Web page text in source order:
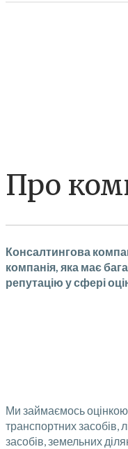
Про
Консалтингова
компанія, яка має
репутацію у сфері
Ми займаємось
транспортних засобів,
засобів, земельних